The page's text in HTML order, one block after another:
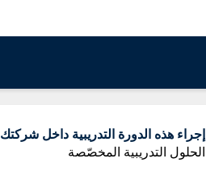
إجراء هذه الدورة التدريبية داخل شركتك
الحلول التدريبية المخصّصة